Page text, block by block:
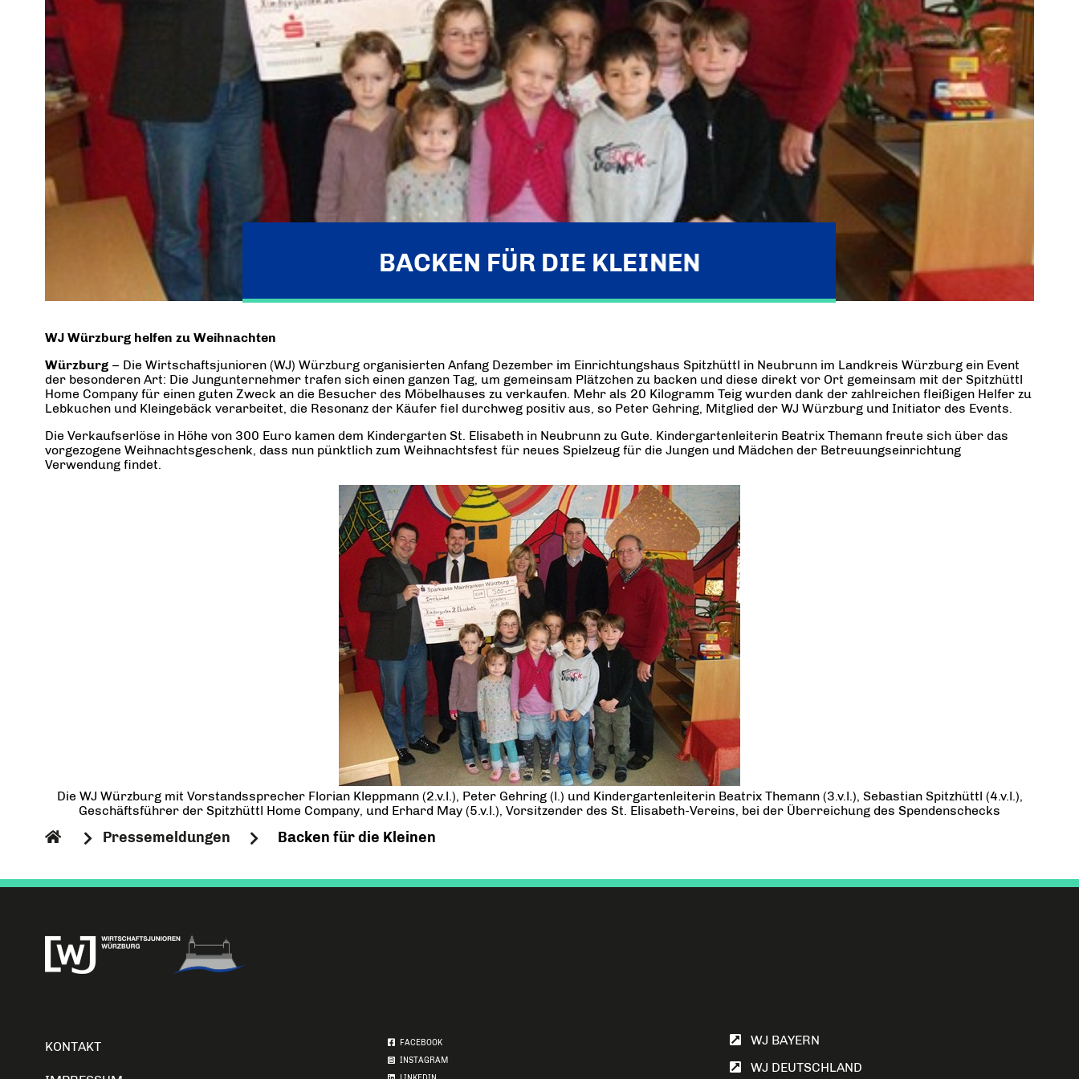
BACKEN FÜR DIE KLEINEN
WJ Würzburg helfen zu Weihnachten
Würzburg – Die Wirtschaftsjunioren (WJ) Würzburg organisierten Anfang Dezember im Einrichtungshaus Spitzhüttl in Neubrunn im Landkreis Würzburg ein Event
der besonderen Art: Die Jungunternehmer trafen sich einen ganzen Tag, um gemeinsam Plätzchen zu backen und diese direkt vor Ort gemeinsam mit der Spitzhüttl
Home Company für einen guten Zweck an die Besucher des Möbelhauses zu verkaufen. Mehr als 20 Kilogramm Teig wurden dank der zahlreichen fleißigen Helfer zu
Lebkuchen und Kleingebäck verarbeitet, die Resonanz der Käufer fiel durchweg positiv aus, so Peter Gehring, Mitglied der WJ Würzburg und Initiator des Events.
Die Verkaufserlöse in Höhe von 300 Euro kamen dem Kindergarten St. Elisabeth in Neubrunn zu Gute. Kindergartenleiterin Beatrix Themann freute sich über das
vorgezogene Weihnachtsgeschenk, dass nun pünktlich zum Weihnachtsfest für neues Spielzeug für die Jungen und Mädchen der Betreuungseinrichtung
Verwendung findet.
Die WJ Würzburg mit Vorstandssprecher Florian Kleppmann (2.v.l.), Peter Gehring (l.) und Kindergartenleiterin Beatrix Themann (3.v.l.), Sebastian Spitzhüttl (4.v.l.),
Geschäftsführer der Spitzhüttl Home Company, und Erhard May (5.v.l.), Vorsitzender des St. Elisabeth-Vereins, bei der Überreichung des Spendenschecks
Pressemeldungen Backen für die Kleinen
KONTAKT
FACEBOOK
INSTAGRAM
WJ BAYERN
WJ DEUTSCHLAND